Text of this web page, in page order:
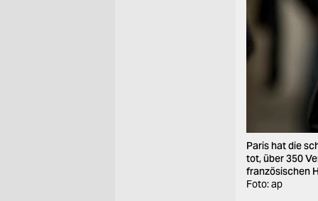
Paris hat die
tot, über 350
französischen
Foto: ap